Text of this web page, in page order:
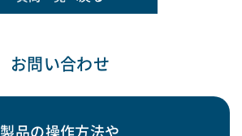
お問い合わせ